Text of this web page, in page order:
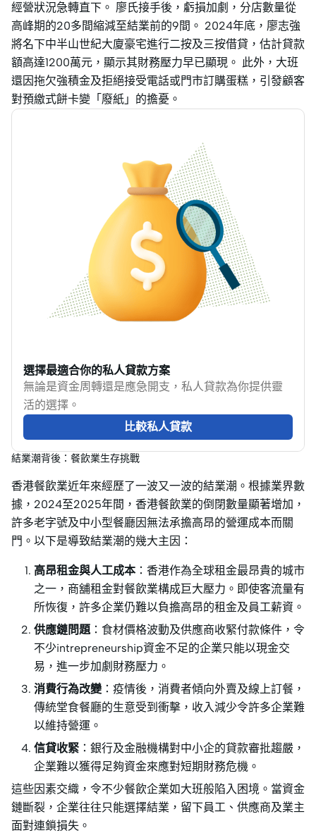
經營狀況急轉直下。 廖氏接手後，虧損加劇，分店數量從
高峰期的20多間縮減至結業前的9間。 2024年底，廖志強
將名下中半山世紀大廈豪宅進行二按及三按借貸，估計貸款
額高達1200萬元，顯示其財務壓力早已顯現。 此外，大班
還因拖欠強積金及拒絕接受電話或門市訂購蛋糕，引發顧客
對預繳式餅卡變「廢紙」的擔憂。
選擇最適合你的私人貸款方案
無論是資金周轉還是應急開支，私人貸款為你提供靈
活的選擇。
比較私人貸款
結業潮背後：餐飲業生存挑戰
香港餐飲業近年來經歷了一波又一波的結業潮。根據業界數
據，2024至2025年間，香港餐飲業的倒閉數量顯著增加，
許多老字號及中小型餐廳因無法承擔高昂的營運成本而關
門。以下是導致結業潮的幾大主因：
高昂租金與人工成本：香港作為全球租金最昂貴的城市
之一，商舖租金對餐飲業構成巨大壓力。即使客流量有
所恢復，許多企業仍難以負擔高昂的租金及員工薪資。
供應鏈問題：食材價格波動及供應商收緊付款條件，令
不少intrepreneurship資金不足的企業只能以現金交
易，進一步加劇財務壓力。
消費行為改變 ：疫情後，消費者傾向外賣及線上訂餐，
傳統堂食餐廳的生意受到衝擊，收入減少令許多企業難
以維持營運。
信貸收緊 ：銀行及金融機構對中小企的貸款審批趨嚴，
企業難以獲得足夠資金來應對短期財務危機。
這些因素交織，令不少餐飲企業如大班般陷入困境。當資金
鏈斷裂，企業往往只能選擇結業，留下員工、供應商及業主
面對連鎖損失。